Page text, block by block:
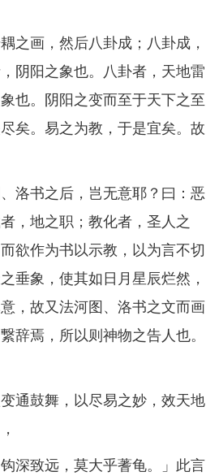
画，然后八卦成；八卦成，
阴阳之象也。八卦者，天地雷
也。阴阳之变而至于天下之至
矣。易之为教，于是宜矣。故
洛书之后，岂无意耶？曰：恶
，地之职；教化者，圣人之
欲作为书以示教，以为言不切
垂象，使其如日月星辰烂然，
，故又法河图、洛书之文而画
辞焉，所以则神物之告人也。
通鼓舞，以尽易之妙，效天地
深致远，莫大乎蓍龟。」此言